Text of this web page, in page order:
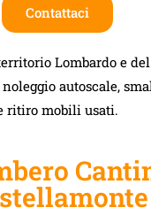
Contattaci
Lombardo e
noleggio autoscale,
ritiro mobili usati.